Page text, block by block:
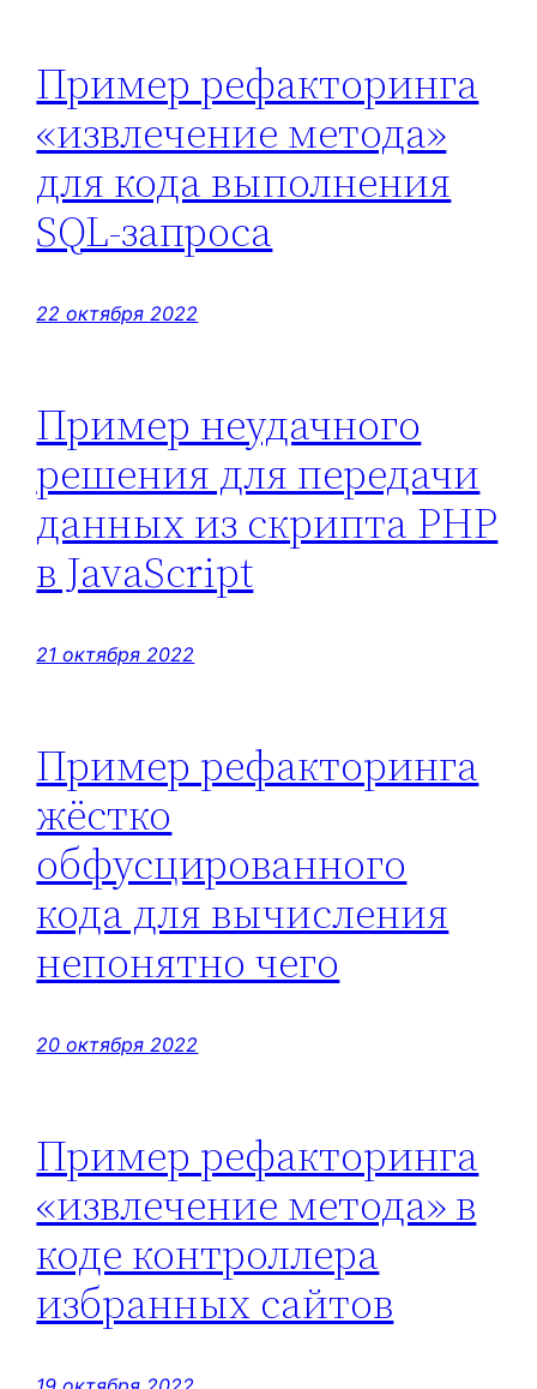
Пример рефакторинга
«извлечение метода»
для кода выполнения
SQL-запроса
22 октября 2022
Пример неудачного
решения для передачи
данных из скрипта PHP
в JavaScript
21 октября 2022
Пример рефакторинга
жёстко
обфусцированного
кода для вычисления
непонятно чего
20 октября 2022
Пример рефакторинга
«извлечение метода» в
коде контроллера
избранных сайтов